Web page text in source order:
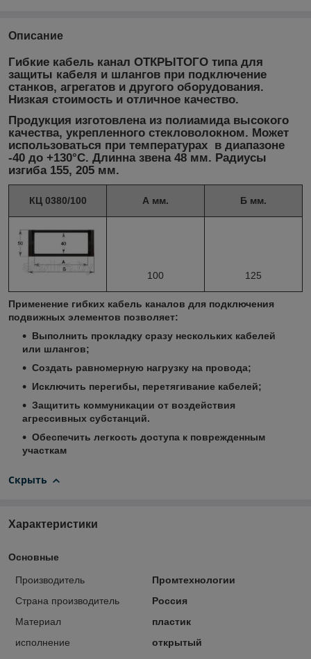
Описание
Гибкие кабель канал ОТКРЫТОГО типа для
защиты кабеля и шлангов при подключение
станков, агрегатов и другого оборудования.
Низкая стоимость и отличное качество.
Продукция изготовлена из полиамида высокого
качества, укрепленного стекловолокном. Может
использоваться при температурах в диапазоне
-40 до +130°С. Длинна звена 48 мм. Радиусы
изгиба 155, 205 мм.
КЦ 0380/100 А мм. Б мм.
100 125
Применение гибких кабель каналов для подключения
подвижных элементов позволяет:
Выполнить прокладку сразу нескольких кабелей
или шлангов;
Создать равномерную нагрузку на провода;
Исключить перегибы, перетягивание кабелей;
Защитить коммуникации от воздействия
агрессивных субстанций.
Обеспечить легкость доступа к поврежденным
участкам
Скрыть
Характеристики
Основные
Производитель
Промтехнологии
Страна производитель
Россия
Материал
пластик
исполнение
открытый